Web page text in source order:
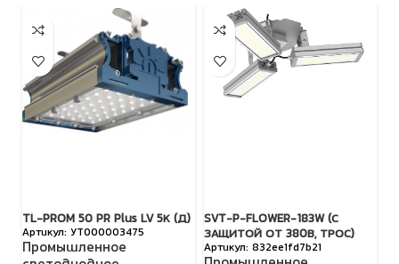
TL-PROM 50 PR Plus LV 5К (Д)
УТ000003475
Промышленное
SVT-P-FLOWER-183W (С
ЗАЩИТОЙ ОТ 380В, ТРОС)
832ee1fd7b21